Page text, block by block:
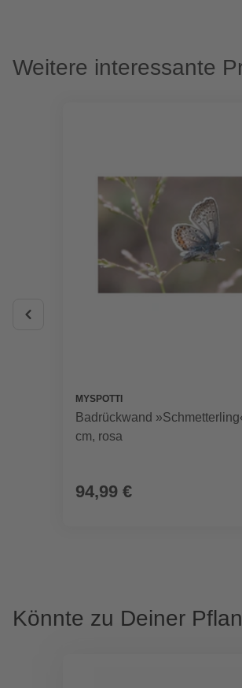
Weitere interessante
MYSPOTTI
Badrückwand
cm, rosa
94,99 €
Könnte zu Deiner